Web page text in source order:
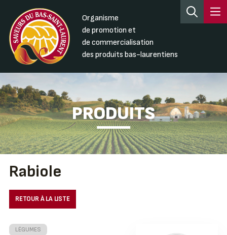
Organisme
de promotion et
de commercialisation
des produits bas-laurentiens
PRODUITS
Rabiole
RETOUR À LA LISTE
LÉGUMES